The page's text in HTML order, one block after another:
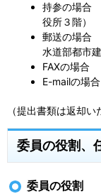
持参の場合
役所３階）
郵送の場
水道部都市
FAXの場
E-mailの
（提出書類は返却い
委員の役割、
委員の役割